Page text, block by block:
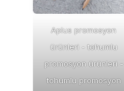
Aplus promosyon
ürünleri - tohumlu
promosyon ürünleri -
tohumlu promosyon